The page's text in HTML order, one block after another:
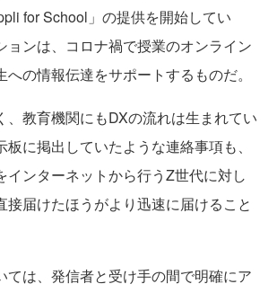
for School」の提供を開始してい
ョンは、コロナ禍で授業のオンライン
の情報伝達をサポートするものだ。
、教育機関にもDXの流れは生まれてい
板に掲出していたような連絡事項も、
インターネットから行うZ世代に対し
接届けたほうがより迅速に届けること
は、発信者と受け手の間で明確にア